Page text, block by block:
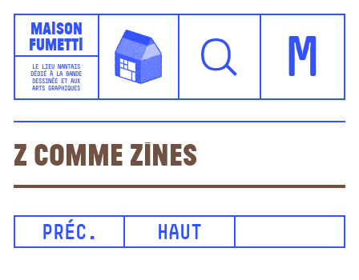
Maison
Fumetti
LE LIEU NANTAIS
DÉDIÉ À LA BANDE
DESSINÉE ET AUX
ARTS GRAPHIQUES
M
Z comme Zines
PRÉC. HAUT